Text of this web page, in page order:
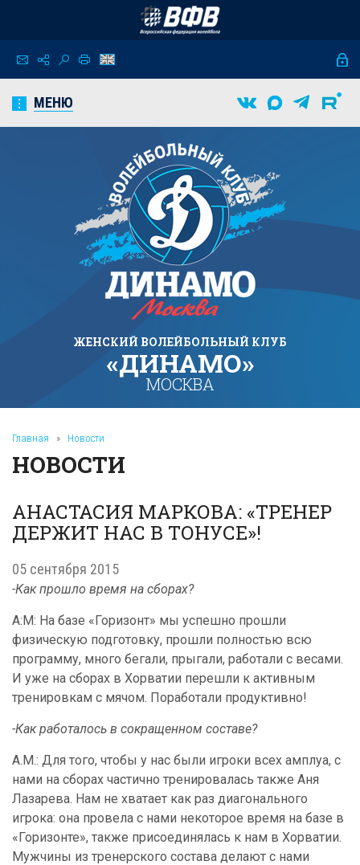
МЕНЮ
ЖЕНСКИЙ ВОЛЕЙБОЛЬНЫЙ КЛУБ
«ДИНАМО»
МОСКВА
Главная » Новости
НОВОСТИ
АНАСТАСИЯ МАРКОВА: «ТРЕНЕР
ДЕРЖИТ НАС В ТОНУСЕ»!
05 сентября 2015
-Как прошло время на сборах?
А:М: На базе «Горизонт» мы успешно прошли
физическую подготовку, прошли полностью всю
программу, много бегали, прыгали, работали с весами.
И уже на сборах в Хорватии перешли к активным
тренировкам с мячом. Поработали продуктивно!
-Как работалось в сокращенном составе?
А.М.: Для того, чтобы у нас были игроки всех амплуа, с
нами на сборах частично тренировалась также Аня
Лазарева. Нам не хватает как раз диагонального
игрока: она провела с нами некоторое время на базе в
«Горизонте», также присоединялась к нам в Хорватии.
Мужчины из тренерского состава делают с нами